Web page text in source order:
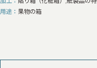
用途
果物の箱